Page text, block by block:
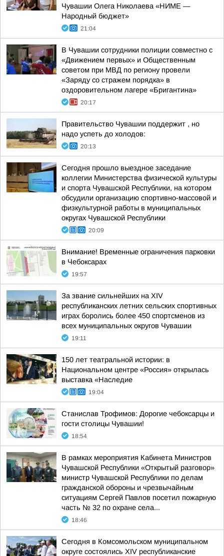
Чувашии Олега Николаева «НИМЕ —
Народный бюджет»
21:04
В Чувашии сотрудники полиции совместно с
«Движением первых» и Общественным
советом при МВД по региону провели
«Заряду со стражем порядка» в
оздоровительном лагере «Бригантина»
20:17
Правительство Чувашии поддержит , но
надо успеть до холодов:
20:13
Сегодня прошло выездное заседание
коллегии Министерства физической культуры
и спорта Чувашской Республики, на котором
обсудили организацию спортивно-массовой и
физкультурной работы в муниципальных
округах Чувашской Республики
20:09
Внимание! Временные ограничения парковки
в Чебоксарах
19:57
За звание сильнейших на XIV
республиканских летних сельских спортивных
играх боролись более 450 спортсменов из
всех муниципальных округов Чувашии
19:11
150 лет театральной истории: в
Национальном центре «Россия» открылась
выставка «Наследие
19:04
Станислав Трофимов: Дорогие чебоксарцы и
гости столицы Чувашии!
18:54
В рамках мероприятия Кабинета Министров
Чувашской Республики «Открытый разговор»
министр Чувашской Республики по делам
гражданской обороны и чрезвычайным
ситуациям Сергей Павлов посетил пожарную
часть № 32 по охране села...
18:46
Сегодня в Комсомольском муниципальном
округе состоялись XIV республиканские